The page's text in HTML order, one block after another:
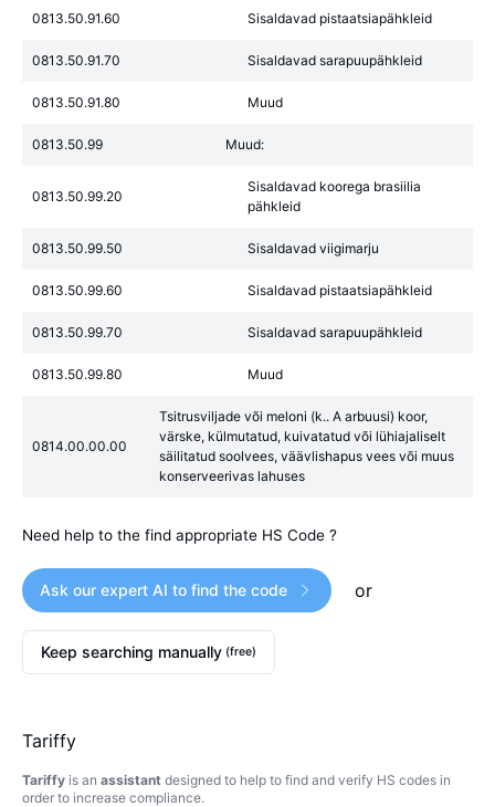
0813.50.91.60 Sisaldavad pistaatsiapähkleid
0813.50.91.70 Sisaldavad sarapuupähkleid
0813.50.91.80 Muud
0813.50.99 Muud:
0813.50.99.20
Sisaldavad koorega brasiilia
pähkleid
0813.50.99.50 Sisaldavad viigimarju
0813.50.99.60 Sisaldavad pistaatsiapähkleid
0813.50.99.70 Sisaldavad sarapuupähkleid
0813.50.99.80 Muud
0814.00.00.00
Tsitrusviljade või meloni (k.. A arbuusi) koor,
värske, külmutatud, kuivatatud või lühiajaliselt
säilitatud soolvees, väävlishapus vees või muus
konserveerivas lahuses
Need help to the find appropriate HS Code ?
Ask our expert AI to find the code or
Keep searching manually (free)
Tariffy
Tariffy is an assistant designed to help to find and verify HS codes in
order to increase compliance.